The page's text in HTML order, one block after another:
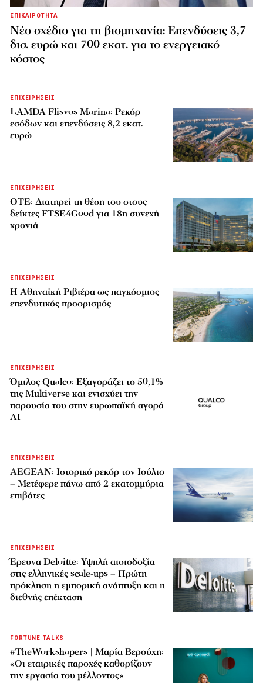
ΕΠΙΚΑΙΡΟΤΗΤΑ
Νέο σχέδιο για τη βιομηχανία: Επενδύσεις 3,7
δισ. ευρώ και 700 εκατ. για το ενεργειακό
κόστος
ΕΠΙΧΕΙΡΗΣΕΙΣ
LAMDA Flisvos Marina: Ρεκόρ
εσόδων και επενδύσεις 8,2 εκατ.
ευρώ
ΕΠΙΧΕΙΡΗΣΕΙΣ
ΟΤΕ: Διατηρεί τη θέση του στους
δείκτες FTSE4Good για 18η συνεχή
χρονιά
ΕΠΙΧΕΙΡΗΣΕΙΣ
Η Αθηναϊκή Ριβιέρα ως παγκόσμιος
επενδυτικός προορισμός
ΕΠΙΧΕΙΡΗΣΕΙΣ
Όμιλος Qualco: Εξαγοράζει το 50,1%
της Multiverse και ενισχύει την
παρουσία του στην ευρωπαϊκή αγορά
AI
ΕΠΙΧΕΙΡΗΣΕΙΣ
AEGEAN: Ιστορικό ρεκόρ τον Ιούλιο
– Μετέφερε πάνω από 2 εκατομμύρια
επιβάτες
ΕΠΙΧΕΙΡΗΣΕΙΣ
Έρευνα Deloitte: Υψηλή αισιοδοξία
στις ελληνικές scale-ups – Πρώτη
πρόκληση η εμπορική ανάπτυξη και η
διεθνής επέκταση
FORTUNE TALKS
#TheWorkshapers | Μαρία Βερούχη:
«Οι εταιρικές παροχές καθορίζουν
την εργασία του μέλλοντος»